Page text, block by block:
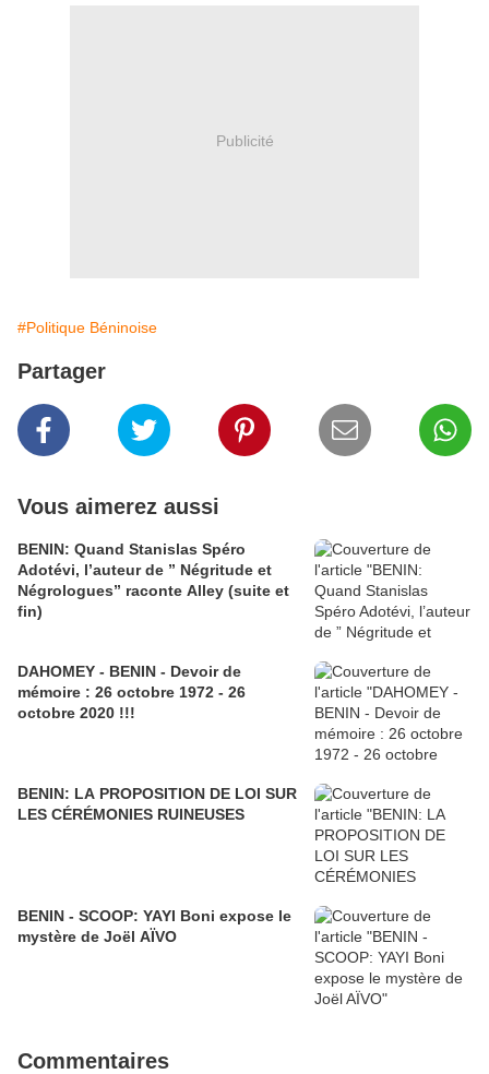
Publicité
#Politique Béninoise
Partager
Vous aimerez aussi
BENIN: Quand Stanislas Spéro
Adotévi, l’auteur de ” Négritude et
Négrologues” raconte Alley (suite et
fin)
DAHOMEY - BENIN - Devoir de
mémoire : 26 octobre 1972 - 26
octobre 2020 !!!
BENIN: LA PROPOSITION DE LOI SUR
LES CÉRÉMONIES RUINEUSES
BENIN - SCOOP: YAYI Boni expose le
mystère de Joël AÏVO
Commentaires